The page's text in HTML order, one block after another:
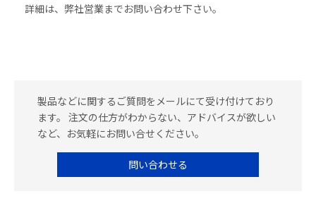
詳細は、弊社営業までお問い合わせ下さい。
製品などに関するご質問をメールにて受け付けており
ます。 注文の仕方がわからない、アドバイスが欲しい
など、お気軽にお問い合せください。
問い合わせる